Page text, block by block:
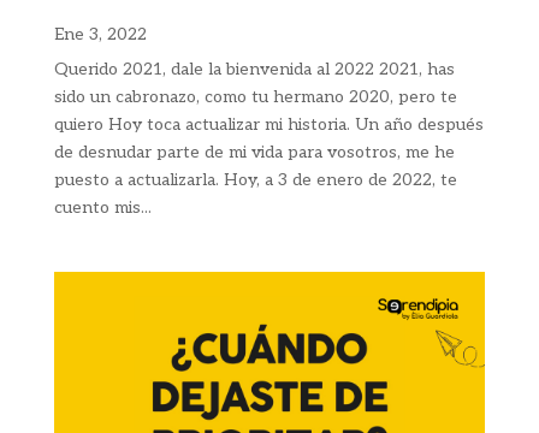
Ene 3, 2022
Querido 2021, dale la bienvenida al 2022 2021, has
sido un cabronazo, como tu hermano 2020, pero te
quiero Hoy toca actualizar mi historia. Un año después
de desnudar parte de mi vida para vosotros, me he
puesto a actualizarla. Hoy, a 3 de enero de 2022, te
cuento mis...